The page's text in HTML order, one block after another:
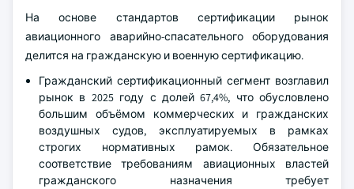
На основе стандартов сертификации рынок
авиационного аварийно-спасательного оборудования
делится на гражданскую и военную сертификацию.
Гражданский сертификационный сегмент возглавил
рынок в 2025 году с долей 67,4%, что обусловлено
большим объёмом коммерческих и гражданских
воздушных судов, эксплуатируемых в рамках
строгих нормативных рамок. Обязательное
соответствие требованиям авиационных властей
гражданского назначения требует